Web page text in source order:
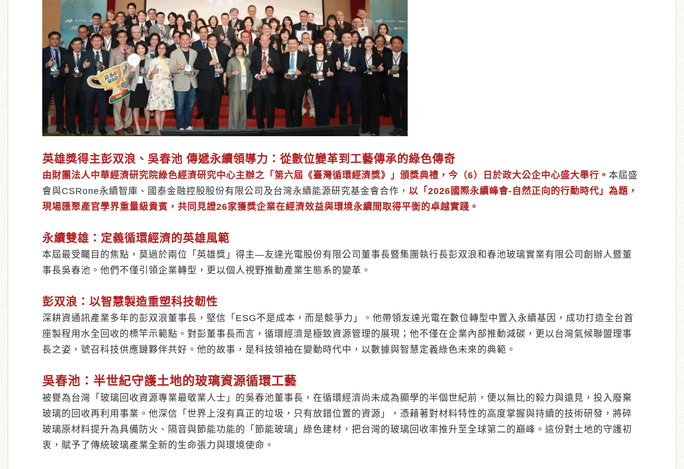
英雄獎得主彭双浪、吳春池 傳遞永續領導力：從數位變革到工藝傳承的綠色傳奇
由財團法人中華經濟研究院綠色經濟研究中心主辦之「第六屆《臺灣循環經濟獎》」頒獎典禮，今（6）日於政大公企中心盛大舉行。本屆盛
會與CSRone永續智庫、國泰金融控股股份有限公司及台灣永續能源研究基金會合作，以「2026國際永續峰會-自然正向的行動時代」為題，
現場匯聚產官學界重量級貴賓，共同見證26家獲獎企業在經濟效益與環境永續間取得平衡的卓越實踐。
永續雙雄：定義循環經濟的英雄風範
本屆最受矚目的焦點，莫過於兩位「英雄獎」得主—友達光電股份有限公司董事長暨集團執行長彭双浪和春池玻璃實業有限公司創辦人暨董
事長吳春池。他們不僅引領企業轉型，更以個人視野推動產業生態系的變革。
彭双浪：以智慧製造重塑科技韌性
深耕資通訊產業多年的彭双浪董事長，堅信「ESG不是成本，而是競爭力」。他帶領友達光電在數位轉型中置入永續基因，成功打造全台首
座製程用水全回收的標竿示範點。對彭董事長而言，循環經濟是極致資源管理的展現；他不僅在企業內部推動減碳，更以台灣氣候聯盟理事
長之姿，號召科技供應鏈夥伴共好。他的故事，是科技領袖在變動時代中，以數據與智慧定義綠色未來的典範。
吳春池：半世紀守護土地的玻璃資源循環工藝
被譽為台灣「玻璃回收資源專業最敬業人士」的吳春池董事長，在循環經濟尚未成為顯學的半個世紀前，便以無比的毅力與遠見，投入廢棄
玻璃的回收再利用事業。他深信「世界上沒有真正的垃圾，只有放錯位置的資源」，憑藉著對材料特性的高度掌握與持續的技術研發，將碎
玻璃原材料提升為具備防火、隔音與節能功能的「節能玻璃」綠色建材，把台灣的玻璃回收率推升至全球第二的巔峰。這份對土地的守護初
衷，賦予了傳統玻璃產業全新的生命張力與環境使命。